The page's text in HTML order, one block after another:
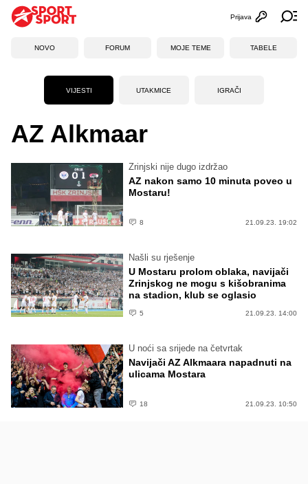
Otvori
Prijava
NOVO FORUM MOJE TEME TABELE
VIJESTI UTAKMICE IGRAČI
AZ Alkmaar
Zrinjski nije dugo izdržao
AZ nakon samo 10 minuta poveo u
Mostaru!
8 21.09.23. 19:02
Našli su rješenje
U Mostaru prolom oblaka, navijači
Zrinjskog ne mogu s kišobranima
na stadion, klub se oglasio
5 21.09.23. 14:00
U noći sa srijede na četvrtak
Navijači AZ Alkmaara napadnuti na
ulicama Mostara
18 21.09.23. 10:50